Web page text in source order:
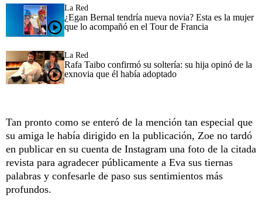
La Red
¿Egan Bernal tendría nueva novia? Esta es la mujer
que lo acompañó en el Tour de Francia
La Red
Rafa Taibo confirmó su soltería: su hija opinó de la
exnovia que él había adoptado
Tan pronto como se enteró de la mención tan especial que
su amiga le había dirigido en la publicación, Zoe no tardó
en publicar en su cuenta de Instagram una foto de la citada
revista para agradecer públicamente a Eva sus tiernas
palabras y confesarle de paso sus sentimientos más
profundos.